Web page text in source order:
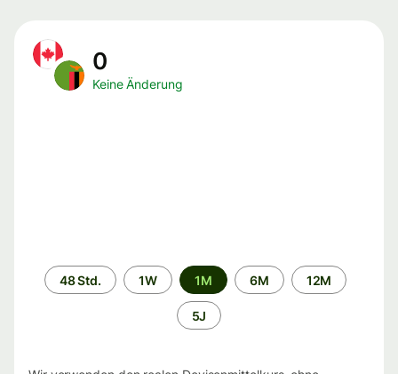
0
Keine Änderung
Zeitraum
48 Std. 1W 1M 6M 12M
5J